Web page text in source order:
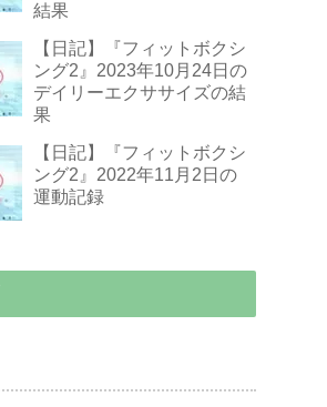
結果
【日記】『フィットボクシ
ング2』2023年10月24日の
デイリーエクササイズの結
果
【日記】『フィットボクシ
ング2』2022年11月2日の
運動記録